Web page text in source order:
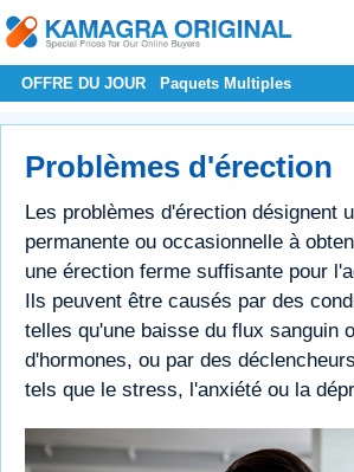
OFFRE DU JOUR Paquets Multiples
Problèmes d'érection
Les problèmes d'érection désignent
permanente ou occasionnelle à
une érection ferme suffisante pour
Ils peuvent être causés par des
telles qu'une baisse du flux sanguin
d'hormones, ou par des
tels que le stress, l'anxiété ou la